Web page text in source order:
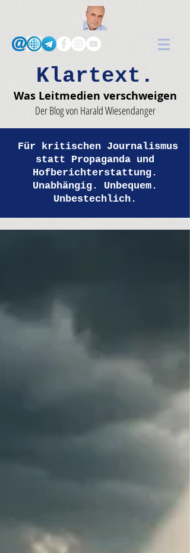
Klartext.
Was Leitmedien verschweigen
Der Blog von Harald Wiesendanger
Für kritischen Journalismus
statt Propaganda und
Hofberichterstattung.
Unabhängig. Unbequem.
Unbestechlich.